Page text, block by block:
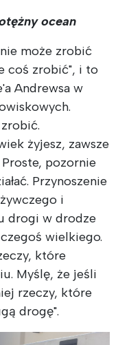
ocean
może zrobić
coś zrobić", i to
Andrewsa w
żyjesz, zawsze
pozornie
Przynoszenie
i
drogi w drodze
wielkiego.
które
Myślę, że jeśli
rzeczy, które
drogę".